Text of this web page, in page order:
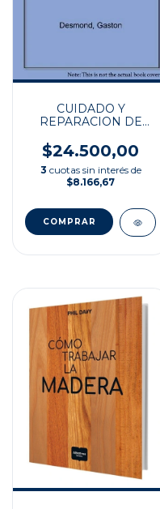
CUIDADO Y
REPARACION DE
$24.500,00
3 cuotas sin interés de
$8.166,67